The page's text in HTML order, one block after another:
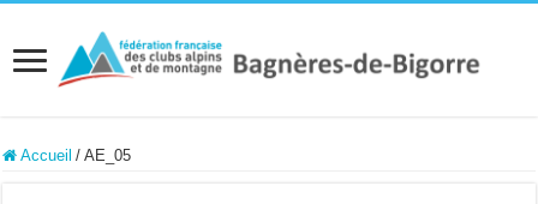
Accueil / AE_05